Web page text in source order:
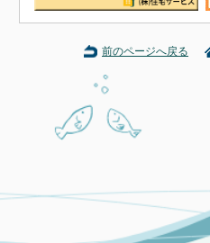
前のページへ戻る